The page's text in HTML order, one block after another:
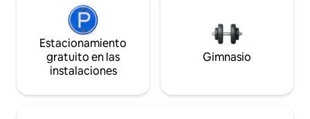
Estacionamiento
gratuito en las
instalaciones
Gimnasio